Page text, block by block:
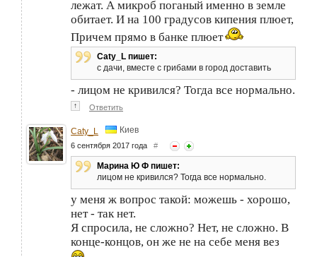
лежат. А микроб поганый именно в земле
обитает. И на 100 градусов кипения плюет,
Причем прямо в банке плюет
Caty_L пишет:
с дачи, вместе с грибами в город доставить
- лицом не кривился? Тогда все нормально.
↑ Ответить
Caty_L Киев
6 сентября 2017 года #
Марина Ю Ф пишет:
лицом не кривился? Тогда все нормально.
у меня ж вопрос такой: можешь - хорошо,
нет - так нет.
Я спросила, не сложно? Нет, не сложно. В
конце-концов, он же не на себе меня вез